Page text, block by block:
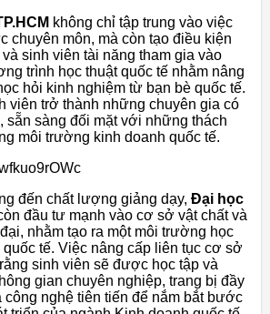
không chỉ tập trung vào việc
chuyên môn, mà còn tạo điều kiện
sinh viên tài năng tham gia vào
trình học thuật quốc tế nhằm nâng
hỏi kinh nghiệm từ bạn bè quốc tế.
viên trở thành những chuyên gia có
sẵn sàng đối mặt với những thách
môi trường kinh doanh quốc tế.
đến chất lượng giảng dạy, Đại học
đầu tư mạnh vào cơ sở vật chất và
nhằm tạo ra một môi trường học
tế. Việc nâng cấp liên tục cơ sở
sinh viên sẽ được học tập và
gian chuyên nghiệp, trang bị đầy
công nghệ tiên tiến để nắm bắt bước